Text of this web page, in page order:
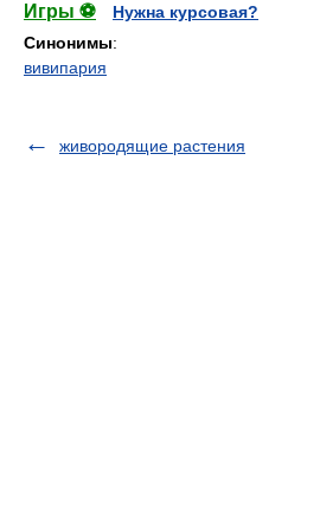
Игры ⚽
Нужна курсовая?
Синонимы:
вивипария
живородящие растения